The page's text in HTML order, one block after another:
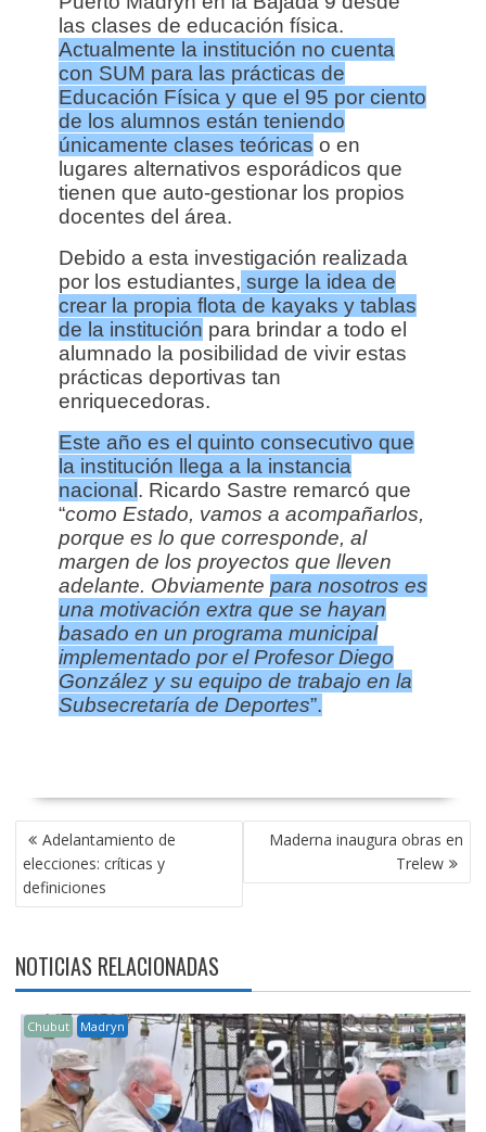
las clases de educación física.
Actualmente la institución no cuenta
con SUM para las prácticas de
Educación Física y que el 95 por ciento
de los alumnos están teniendo
únicamente clases teóricas o en
lugares alternativos esporádicos que
tienen que auto-gestionar los propios
docentes del área.
Debido a esta investigación realizada
por los estudiantes, surge la idea de
crear la propia flota de kayaks y tablas
de la institución para brindar a todo el
alumnado la posibilidad de vivir estas
prácticas deportivas tan
enriquecedoras.
Este año es el quinto consecutivo que
la institución llega a la instancia
nacional. Ricardo Sastre remarcó que
“como Estado, vamos a acompañarlos,
porque es lo que corresponde, al
margen de los proyectos que lleven
adelante. Obviamente para nosotros es
una motivación extra que se hayan
basado en un programa municipal
implementado por el Profesor Diego
González y su equipo de trabajo en la
Subsecretaría de Deportes”.
NAVEGACIÓN
DE
ENTRADAS
Adelantamiento de
elecciones: críticas y
definiciones
Maderna inaugura obras en
Trelew
NOTICIAS RELACIONADAS
Chubut Madryn